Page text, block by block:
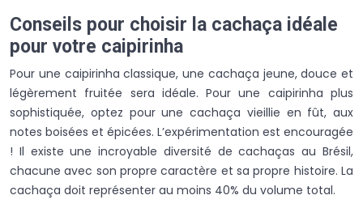
Conseils pour choisir la cachaça idéale
pour votre caipirinha
Pour une caipirinha classique, une cachaça jeune, douce et
légèrement fruitée sera idéale. Pour une caipirinha plus
sophistiquée, optez pour une cachaça vieillie en fût, aux
notes boisées et épicées. L’expérimentation est encouragée
! Il existe une incroyable diversité de cachaças au Brésil,
chacune avec son propre caractère et sa propre histoire. La
cachaça doit représenter au moins 40% du volume total.